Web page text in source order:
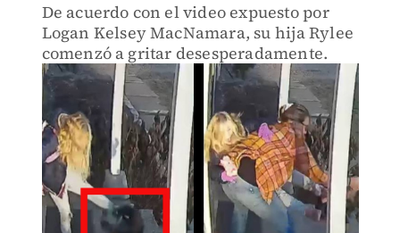
De acuerdo con el video expuesto por
Logan Kelsey MacNamara, su hija Rylee
comenzó a gritar desesperadamente.